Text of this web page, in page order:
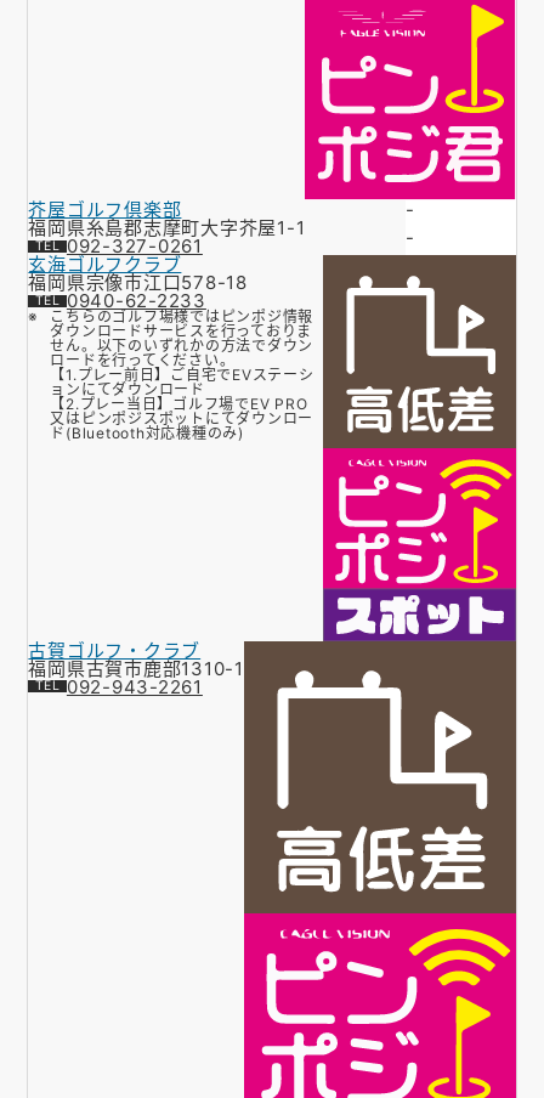
芥屋ゴルフ倶楽部
福岡県糸島郡志摩町大字芥屋1-1
092-327-0261
-
-
玄海ゴルフクラブ
福岡県宗像市江口578-18
0940-62-2233
こちらのゴルフ場様ではピンポジ情報
ダウンロードサービスを行っておりま
せん。以下のいずれかの方法でダウン
ロードを行ってください。
【1.プレー前日】ご自宅でEVステーシ
ョンにてダウンロード
【2.プレー当日】ゴルフ場でEV PRO
又はピンポジスポットにてダウンロー
ド(Bluetooth対応機種のみ)
古賀ゴルフ・クラブ
福岡県古賀市鹿部1310-1
092-943-2261